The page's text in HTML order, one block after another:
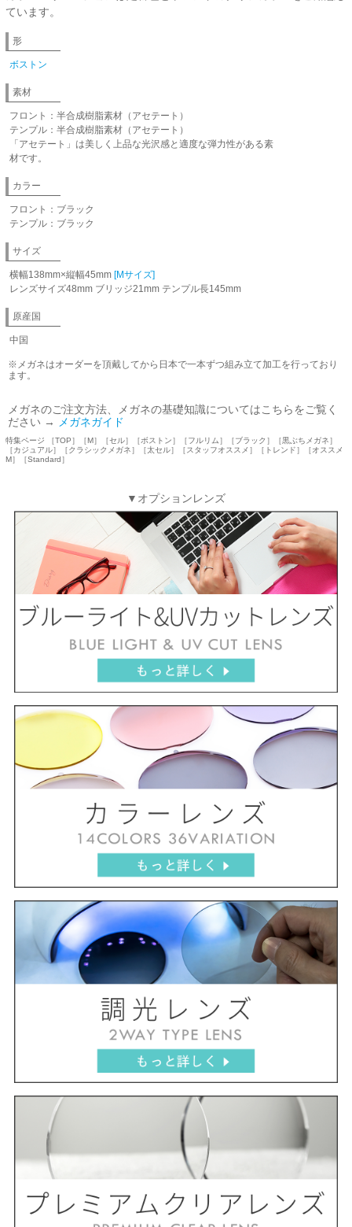
ています。
形
ボストン
素材
フロント：半合成樹脂素材（アセテート）
テンプル：半合成樹脂素材（アセテート）
「アセテート」は美しく上品な光沢感と適度な弾力性がある素
材です。
カラー
フロント：ブラック
テンプル：ブラック
サイズ
横幅138mm×縦幅45mm [Mサイズ]
レンズサイズ48mm ブリッジ21mm テンプル長145mm
原産国
中国
※メガネはオーダーを頂戴してから日本で一本ずつ組み立て加工を行っており
ます。
メガネのご注文方法、メガネの基礎知識についてはこちらをご覧く
ださい →
メガネガイド
特集ページ ［TOP］［M］［セル］［ボストン］［フルリム］［ブラック］［黒ぶちメガネ］
［カジュアル］［クラシックメガネ］［太セル］［スタッフオススメ］［トレンド］［オススメ
M］［Standard］
▼オプションレンズ